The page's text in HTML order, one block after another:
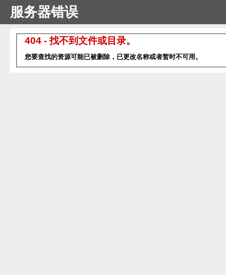
服务器错误
404 - 找不到文件或目录。
您要查找的资源可能已被删除，已更改名称或者暂时不可用。